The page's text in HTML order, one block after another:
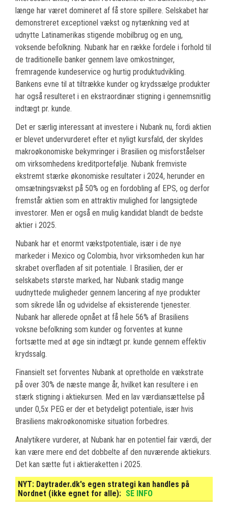
længe har været domineret af få store spillere. Selskabet har
demonstreret exceptionel vækst og nytænkning ved at
udnytte Latinamerikas stigende mobilbrug og en ung,
voksende befolkning. Nubank har en række fordele i forhold til
de traditionelle banker gennem lave omkostninger,
fremragende kundeservice og hurtig produktudvikling.
Bankens evne til at tiltrække kunder og krydssælge produkter
har også resulteret i en ekstraordinær stigning i gennemsnitlig
indtægt pr. kunde.
Det er særlig interessant at investere i Nubank nu, fordi aktien
er blevet undervurderet efter et nyligt kursfald, der skyldes
makroøkonomiske bekymringer i Brasilien og misforståelser
om virksomhedens kreditportefølje. Nubank fremviste
ekstremt stærke økonomiske resultater i 2024, herunder en
omsætningsvækst på 50% og en fordobling af EPS, og derfor
fremstår aktien som en attraktiv mulighed for langsigtede
investorer. Men er også en mulig kandidat blandt de bedste
aktier i 2025.
Nubank har et enormt vækstpotentiale, især i de nye
markeder i Mexico og Colombia, hvor virksomheden kun har
skrabet overfladen af sit potentiale. I Brasilien, der er
selskabets største marked, har Nubank stadig mange
uudnyttede muligheder gennem lancering af nye produkter
som sikrede lån og udvidelse af eksisterende tjenester.
Nubank har allerede opnået at få hele 56% af Brasiliens
voksne befolkning som kunder og forventes at kunne
fortsætte med at øge sin indtægt pr. kunde gennem effektiv
krydssalg.
Finansielt set forventes Nubank at opretholde en vækstrate
på over 30% de næste mange år, hvilket kan resultere i en
stærk stigning i aktiekursen. Med en lav værdiansættelse på
under 0,5x PEG er der et betydeligt potentiale, især hvis
Brasiliens makroøkonomiske situation forbedres.
Analytikere vurderer, at Nubank har en potentiel fair værdi, der
kan være mere end det dobbelte af den nuværende aktiekurs.
Det kan sætte fut i aktieraketten i 2025.
NYT: Daytrader.dk's egen strategi kan handles på
Nordnet (ikke egnet for alle): SE INFO